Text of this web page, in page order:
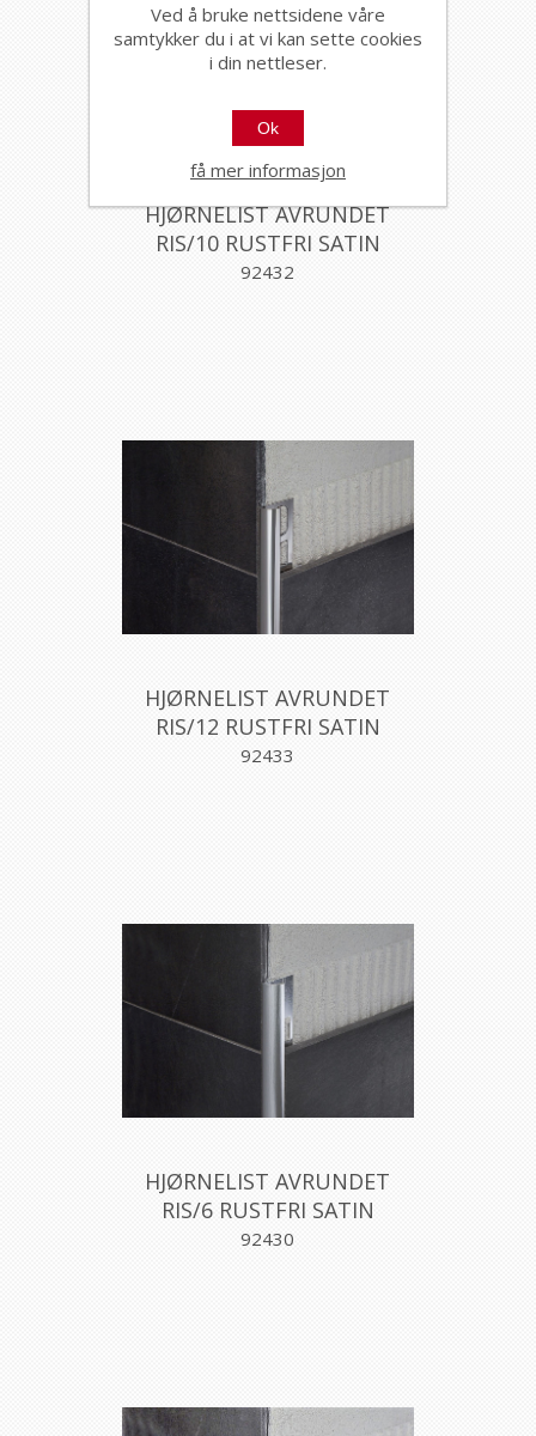
HJØRNELIST AVRUNDET
RIS/10 RUSTFRI SATIN
10MM270CM, PROFILPAS
92432
HJØRNELIST AVRUNDET
RIS/12 RUSTFRI SATIN
12,5MM270CM, PROFILPAS
92433
HJØRNELIST AVRUNDET
RIS/6 RUSTFRI SATIN
6MM270CM, PROFILPAS
92430
Ved å bruke nettsidene våre
samtykker du i at vi kan sette cookies
i din nettleser.
Ok
få mer informasjon